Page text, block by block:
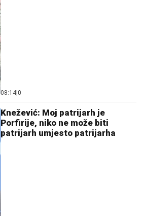
08:14 0
Knežević: Moj patrijarh je
Porfirije, niko ne može biti
patrijarh umjesto patrijarha